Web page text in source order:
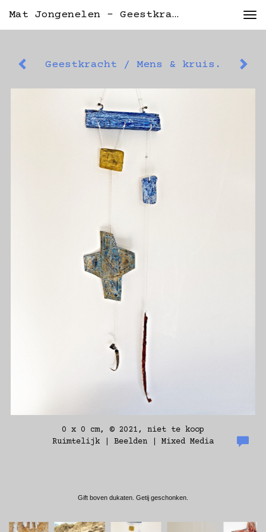
Mat Jongenelen - Geestkracht / Mens & Kruis.
Geestkracht / Mens & kruis.
0 x 0 cm, © 2021, niet te koop
Ruimtelijk | Beelden | Mixed Media
Gift boven dukaten. Getij geschonken.